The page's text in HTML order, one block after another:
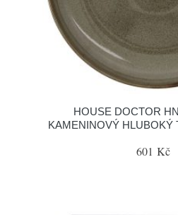
HOUSE DOCTOR
KAMENINOVÝ HLUBOKÝ
601 Kč